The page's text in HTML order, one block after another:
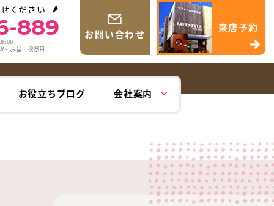
ください
889
・お盆・祝祭日
お問い合わせ
来店予約
お役立ちブログ 会社案内